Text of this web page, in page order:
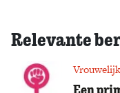
Relevante
Een